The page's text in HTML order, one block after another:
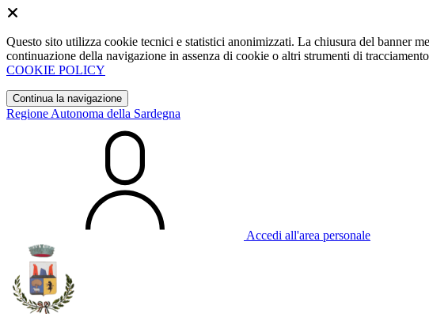
Questo sito utilizza cookie tecnici e statistici anonimizzati. La chiusura del banner
continuazione della navigazione in assenza di cookie o altri strumenti di
COOKIE POLICY
Continua la navigazione
Regione Autonoma della Sardegna
Accedi all'area personale